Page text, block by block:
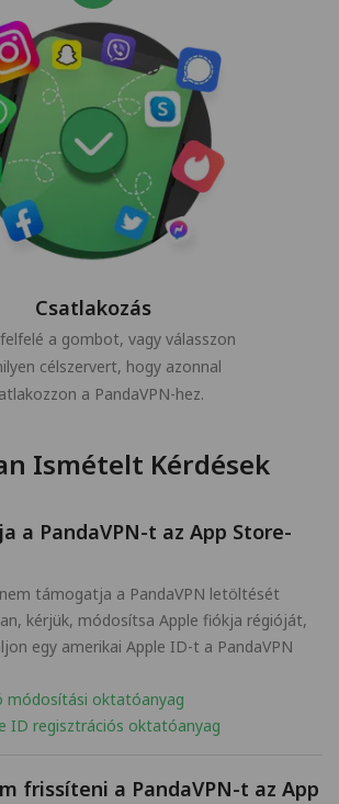
Csatlakozás
a gombot, vagy válasszon
célszervert, hogy azonnal
a PandaVPN-hez.
Ismételt Kérdések
a PandaVPN-t az App Store-
támogatja a PandaVPN letöltését
kérjük, módosítsa Apple fiókja régióját,
egy amerikai Apple ID-t a PandaVPN
módosítási oktatóanyag
ID regisztrációs oktatóanyag
frissíteni a PandaVPN-t az App